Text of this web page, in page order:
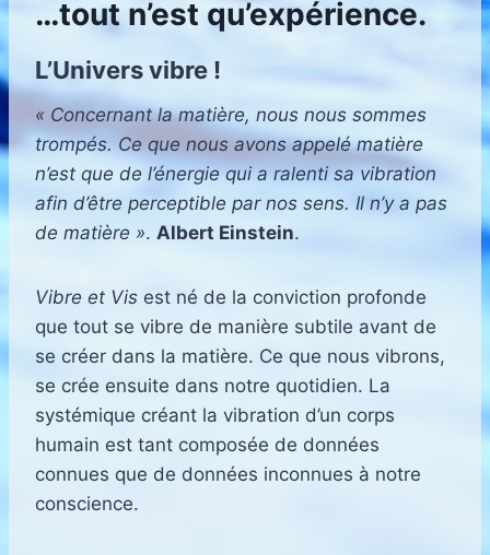
…tout n’est qu’expérience.
L’Univers vibre !
« Concernant la matière, nous nous sommes
trompés. Ce que nous avons appelé matière
n’est que de l’énergie qui a ralenti sa vibration
afin d’être perceptible par nos sens. Il n’y a pas
de matière ». Albert Einstein.
Vibre et Vis est né de la conviction profonde
que tout se vibre de manière subtile avant de
se créer dans la matière. Ce que nous vibrons,
se crée ensuite dans notre quotidien. La
systémique créant la vibration d’un corps
humain est tant composée de données
connues que de données inconnues à notre
conscience.